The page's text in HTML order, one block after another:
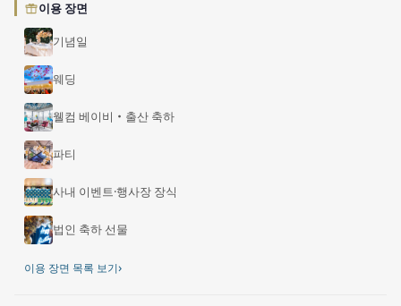
이용 장면
기념일
웨딩
웰컴 베이비・출산 축하
파티
사내 이벤트·행사장 장식
법인 축하 선물
이용 장면 목록 보기›